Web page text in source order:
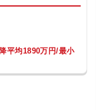
平均1890万円/最小
集